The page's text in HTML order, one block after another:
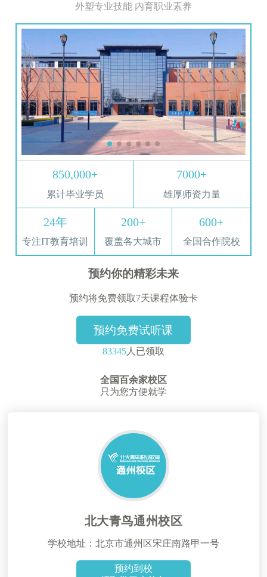
外塑专业技能 内育职业素养
850,000+
累计毕业学员
7000+
雄厚师资力量
24年
专注IT教育培训
200+
覆盖各大城市
600+
全国合作院校
预约你的精彩未来
预约将免费领取7天课程体验卡
预约免费试听课
83345 人已领取
全国百余家校区
只为您方便就学
北大青鸟通州校区
学校地址：北京市通州区宋庄南路甲一号
预约到校